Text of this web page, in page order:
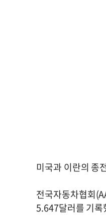
미국과 이란의 종
전국자동차협회
5.647달러를 기록